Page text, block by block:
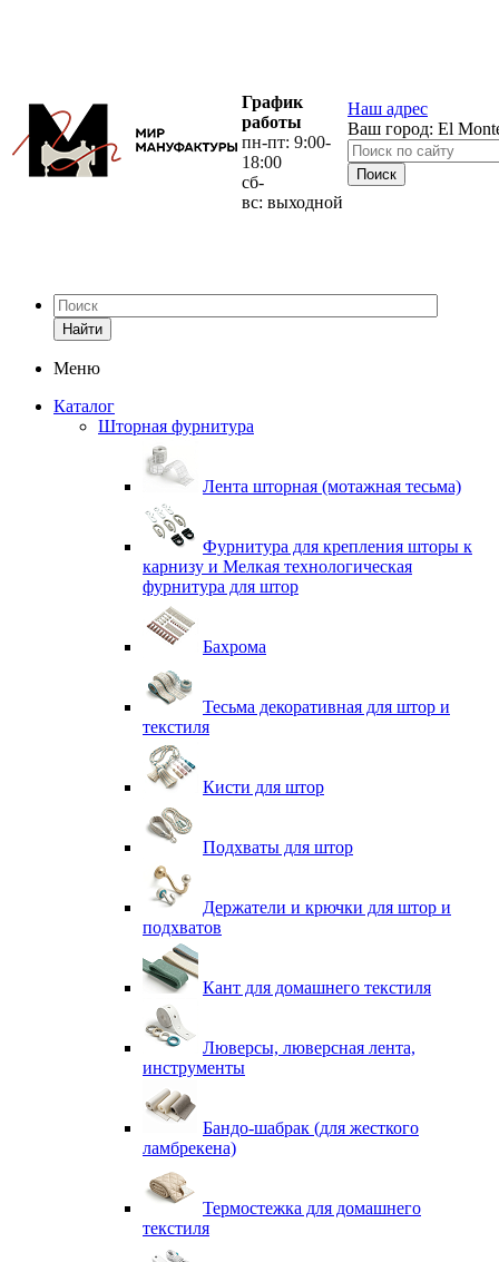
График
работы
пн-пт: 9:00-
18:00
сб-
вс: выходной
Наш адрес
Ваш город: El
Найти
Меню
Каталог
Шторная фурнитура
Лента шторная (мотажная тесьма)
Фурнитура для крепления шторы к
карнизу и Мелкая технологическая
фурнитура для штор
Бахрома
Тесьма декоративная для штор и
текстиля
Кисти для штор
Подхваты для штор
Держатели и крючки для штор и
подхватов
Кант для домашнего текстиля
Люверсы, люверсная лента,
инструменты
Бандо-шабрак (для жесткого
ламбрекена)
Термостежка для домашнего
текстиля